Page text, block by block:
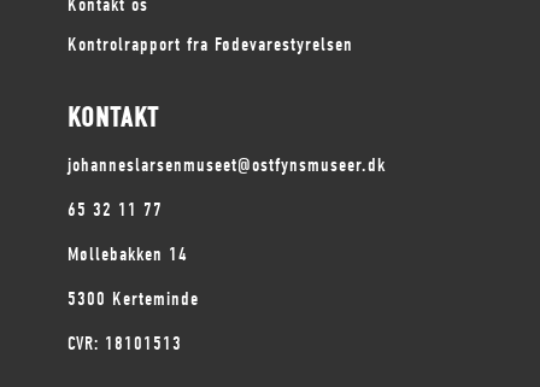
Kontakt os
Kontrolrapport fra Fødevarestyrelsen
KONTAKT
johanneslarsenmuseet@ostfynsmuseer.dk
65 32 11 77
Møllebakken 14
5300 Kerteminde
CVR: 18101513